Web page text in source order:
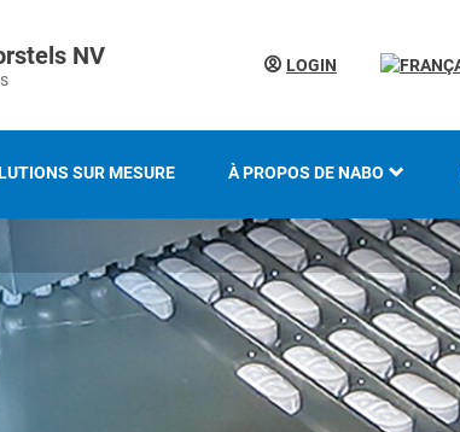
NV LOGIN
SUR MESURE À PROPOS DE NABO
LE GROUPE KOTI
HISTOIRE
SAVOIR-FAIRE ET EXPERTISE